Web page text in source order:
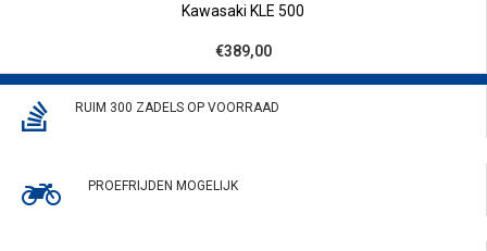
Kawasaki KLE 500
€389,00
RUIM 300 ZADELS OP VOORRAAD
PROEFRIJDEN MOGELIJK